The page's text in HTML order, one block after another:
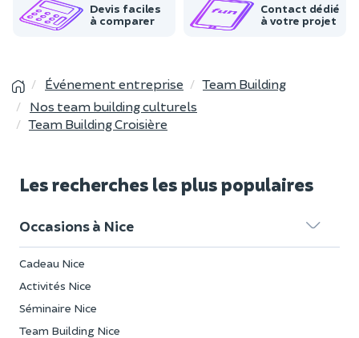
Devis faciles
à comparer
Contact dédié
à votre projet
Événement entreprise
Team Building
Nos team building culturels
Team Building Croisière
Les recherches les plus populaires
Occasions à Nice
Cadeau Nice
Activités Nice
Séminaire Nice
Team Building Nice